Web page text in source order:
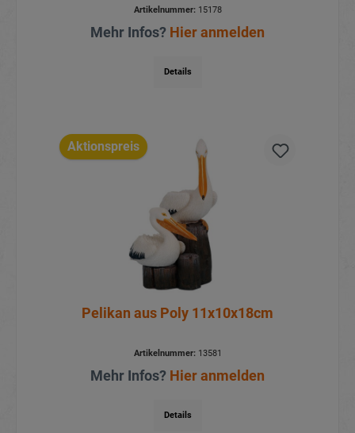
Artikelnummer:15178
Mehr Infos? Hier anmelden
Details
Aktionspreis
Pelikan aus Poly 11x10x18cm
Artikelnummer:13581
Mehr Infos? Hier anmelden
Details